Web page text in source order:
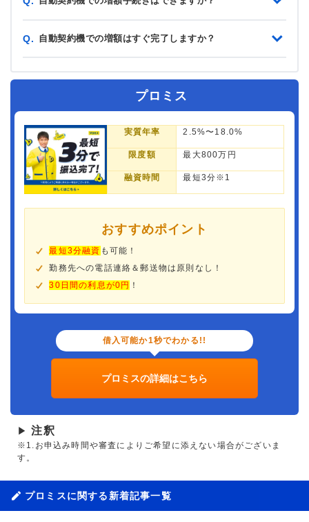
Q. 自動契約機での増額はすぐ完了しますか？
プロミス
実質年率 2.5%〜18.0%
限度額 最大800万円
融資時間 最短3分※1
おすすめポイント
最短3分融資 も可能！
勤務先への電話連絡＆郵送物は原則なし！
30日間の利息が0円 ！
借入可能か1秒でわかる!!
プロミスの詳細はこちら
▶ 注釈
※1.お申込み時間や審査によりご希望に添えない場合がございま
す。
プロミスに関する新着記事一覧